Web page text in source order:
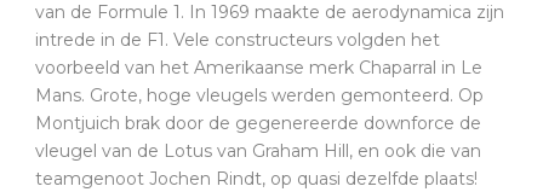
van de Formule 1. In 1969 maakte de aerodynamica zijn
intrede in de F1. Vele constructeurs volgden het
voorbeeld van het Amerikaanse merk Chaparral in Le
Mans. Grote, hoge vleugels werden gemonteerd. Op
Montjuich brak door de gegenereerde downforce de
vleugel van de Lotus van Graham Hill, en ook die van
teamgenoot Jochen Rindt, op quasi dezelfde plaats!